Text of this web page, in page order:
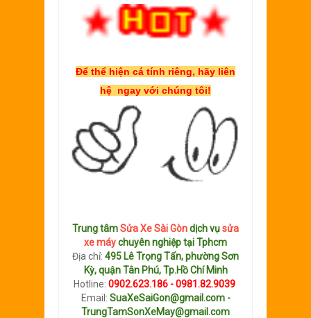
Để thể hiện cá tính riêng, hãy liên
hệ ngay với chúng tôi!
Trung tâmSửa Xe Sài Gòndịch vụsửa
xe máychuyên nghiệp tại Tphcm
Địa chỉ: 495 Lê Trọng Tấn, phường Sơn
Kỳ, quận Tân Phú, Tp.Hồ Chí Minh
Hotline: 0902.623.186 - 0981.82.9039
Email: SuaXeSaiGon@gmail.com -
TrungTamSonXeMay@gmail.com